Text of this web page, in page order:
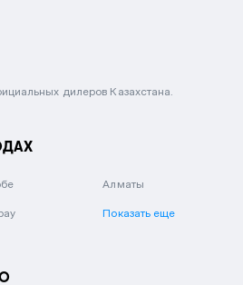
дилеров Казахстана.
Алматы
Показать еще